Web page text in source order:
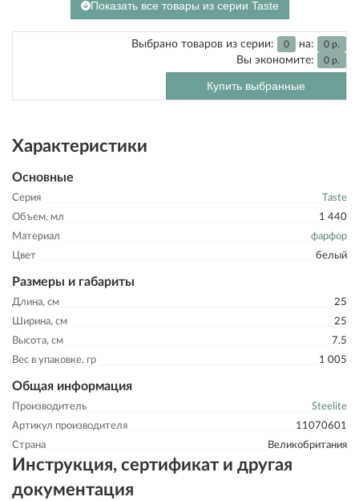
Показать все товары из серии Taste
Выбрано товаров из серии: 0 на: 0 р.
Вы экономите: 0 р.
Купить выбранные
Характеристики
Основные
Серия
Taste
Объем, мл
1 440
Материал
фарфор
Цвет
белый
Размеры и габариты
Длина, см
25
Ширина, см
25
Высота, см
7.5
Вес в упаковке, гр
1 005
Общая информация
Производитель
Steelite
Артикул производителя
11070601
Страна
Великобритания
Инструкция, сертификат и другая
документация